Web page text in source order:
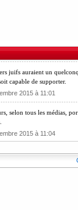
juifs auraient un
capable de supporter.
2015 à 11:01
selon tous les médias,
2015 à 11:04